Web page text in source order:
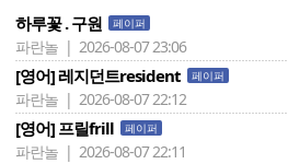
하루꽃 . 구원 페이퍼
파란놀 | 2026-08-07 23:06
[영어] 레지던트resident 페이퍼
파란놀 | 2026-08-07 22:12
[영어] 프릴frill 페이퍼
파란놀 | 2026-08-07 22:11